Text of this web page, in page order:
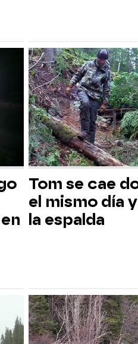
Tom se cae
el mismo día
la espalda